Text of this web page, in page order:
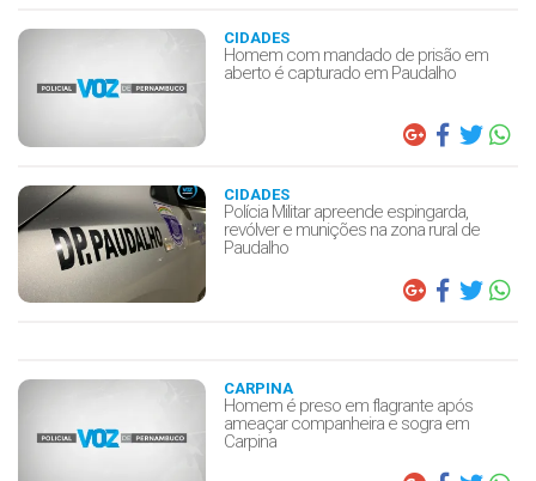
CIDADES
Homem com mandado de prisão em
aberto é capturado em Paudalho
CIDADES
Polícia Militar apreende espingarda,
revólver e munições na zona rural de
Paudalho
CARPINA
Homem é preso em flagrante após
ameaçar companheira e sogra em
Carpina